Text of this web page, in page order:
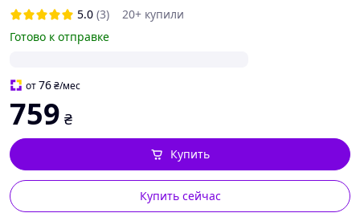
5.0 (3)
20+ купили
Готово к отправке
от76₴/мес
759 ₴
Купить сейчас
Купить